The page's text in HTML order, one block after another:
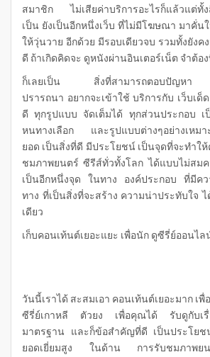
สมาชิก ไม่เสียค่าบริการอะไรก็แล้วแต่
เป็น ยังเป็นอีกหนึ่งเว็บ ที่ไม่มีโฆษณา มาคั่น
ให้วุ่นวาย อีกด้วย มีรอบเดียวจบ รวมทั้งยังค
ดี ถ้าเกิดคิดจะ ดูหนังผ่านอินเตอร์เน็ต จำต้อ
ก็เลยเป็น สิ่งที่สามารถตอบปัญหา
ปรารถนา อยากจะเข้าใช้ บริการกับ เว็บเด็
ดี ทุกรูปแบบ จัดเต็มได้ ทุกส่วนประกอบ
หนทางเลือก และรูปแบบต่างๆอย่างเห
ยอด เป็นสิ่งที่ดี มีประโยชน์ เป็นจุดที่จะทำใ
ชมภาพยนตร์ ซีรีส์ทั่วทั้งโลก ได้แบบไม่สม
เป็นอีกหนึ่งจุด ในทาง องค์ประกอบ ที่มีค
ทาง ที่เป็นสิ่งที่จะสร้าง ความน่าประทับใจ ไ
เดียว
เก็บคอนเท้นต์เยอะแยะ เพื่อนัก ดูซีรี่ย์ออนไล
วันนี้เราได้ สะสมเอา คอนเท้นต์เยอะมาก เ
ซีรี่ย์เกาหลี ตัวยง เพื่อคุณได้ รับดูกับเ
มาตรฐาน และก็ข้อสำคัญที่ดี เป็นประโย
ยอดเยี่ยมสูง ในด้าน การรับชมภาพย